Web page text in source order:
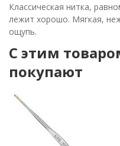
Классическая нитка,
лежит хорошо. Мягкая,
ощупь.
C этим
покупают